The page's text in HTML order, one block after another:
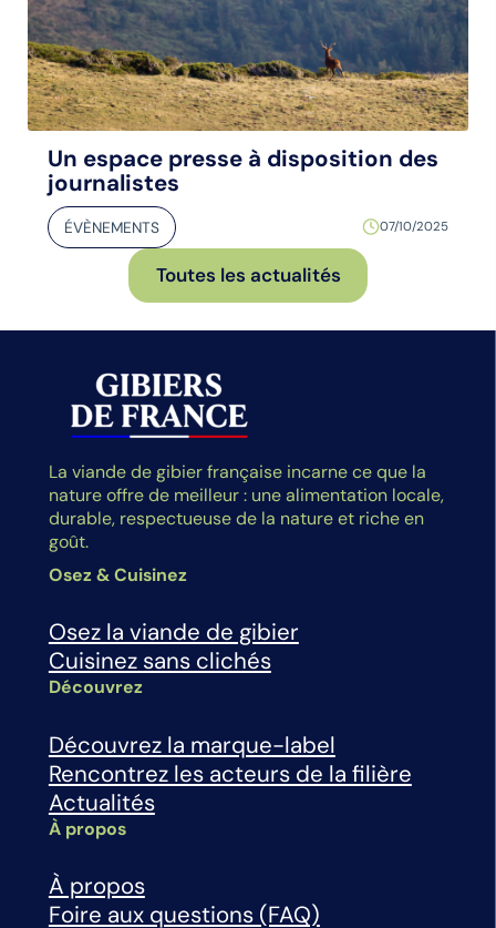
Un espace presse à disposition des
journalistes
ÉVÈNEMENTS 07/10/2025
Toutes les actualités
La viande de gibier française incarne ce que la
nature offre de meilleur : une alimentation locale,
durable, respectueuse de la nature et riche en
goût.
Osez & Cuisinez
Osez la viande de gibier
Cuisinez sans clichés
Découvrez
Découvrez la marque-label
Rencontrez les acteurs de la filière
Actualités
À propos
À propos
Foire aux questions (FAQ)